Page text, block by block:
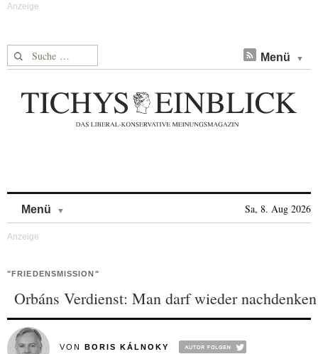
Suche nach: Menü
Menü Sa, 8. Aug 2026
"FRIEDENSMISSION"
Orbáns Verdienst: Man darf wieder nachdenken
VON BORIS KÁLNOKY